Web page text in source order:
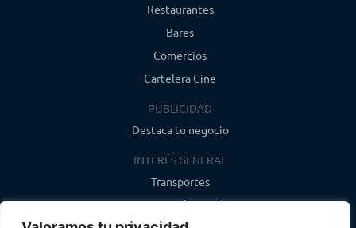
Restaurantes
Bares
Comercios
Cartelera Cine
PUBLICIDAD
Destaca tu negocio
INTERÉS GENERAL
Transportes
Farmacias de guardia